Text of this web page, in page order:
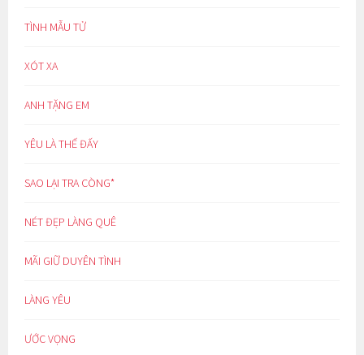
TÌNH MẪU TỬ
XÓT XA
ANH TẶNG EM
YÊU LÀ THẾ ĐẤY
SAO LẠI TRA CÒNG*
NÉT ĐẸP LÀNG QUÊ
MÃI GIỮ DUYÊN TÌNH
LÀNG YÊU
ƯỚC VỌNG